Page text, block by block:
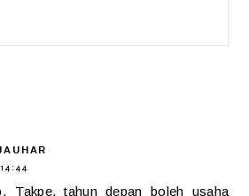
Takpe, tahun depan boleh usaha